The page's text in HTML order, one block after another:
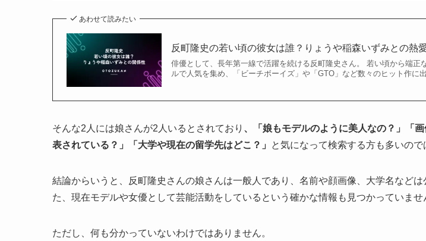
あわせて読みたい
反町隆史の若い頃の彼女は誰？りょうや稲森いずみとの熱
俳優として、長年第一線で活躍を続ける反町隆史さん。 若い頃から端正
ルで人気を集め、「ビーチボーイズ」や「GTO」など数々のヒット作に
そんな2人には娘さんが2人いるとされており 、「娘もモデルのように美人なの？」「
表されている？」「大学や現在の留学先はどこ？」
と気になって検索する方も多いので
結論からいうと、反町隆史さんの娘さんは一般人であり、名前や顔画像、大学名などは
た、現在モデルや女優として芸能活動をしているという確かな情報も見つかっていませ
ただし、何も分かっていないわけではありません。